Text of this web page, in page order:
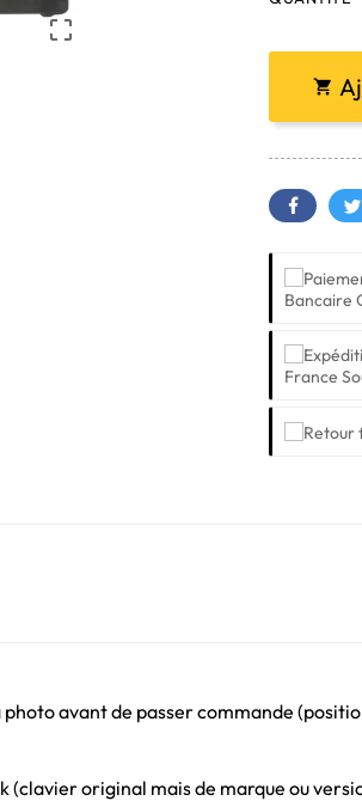


Bancaire
France
avant de passer commande
(clavier original mais de marque ou